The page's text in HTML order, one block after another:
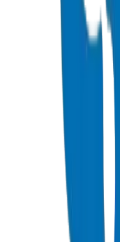
Comparaison
Guide complet de
applications idéales.
Lire le Guide
HDPE vs UPVC
Municipales du CCG
Flexibilité, méthodes
performance en climat